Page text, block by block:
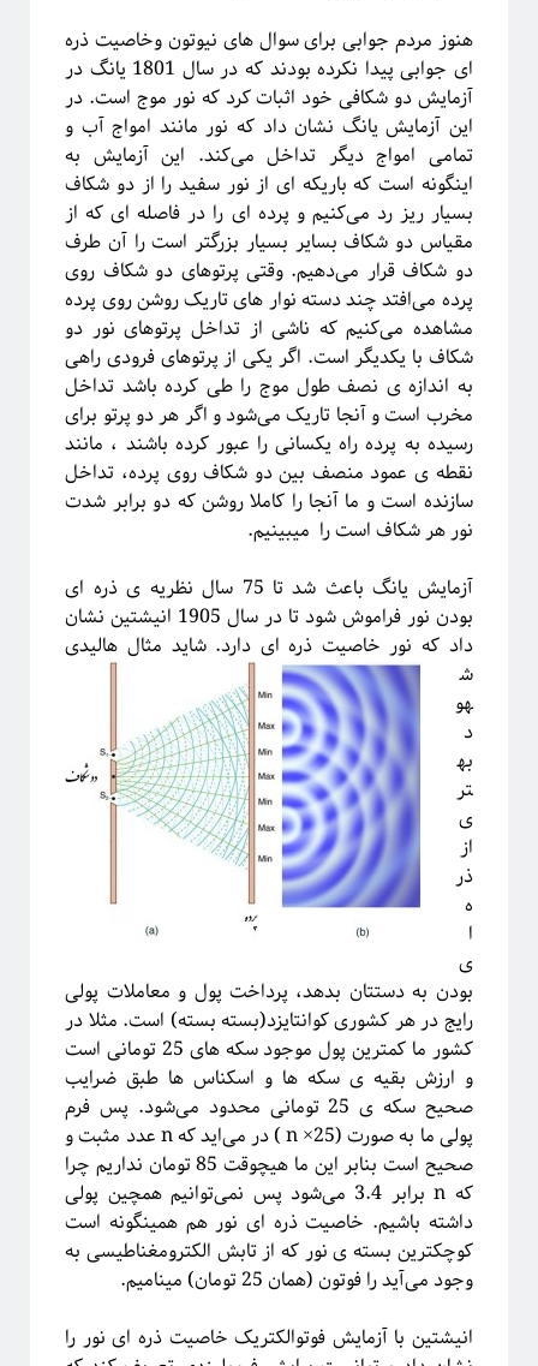
پشت‌پرده نجوم
#شرح_پیچیدگی
دوره «مقدمه‌ای بر بازبهنجارش»
هنوز مردم جوابی برای سوال های نیوتون وخاصیت ذره
ای جوابی پیدا نکرده بودند که در سال 1801 یانگ در
آزمایش دو شکافی خود اثبات کرد که نور موج است. در
این آزمایش یانگ نشان داد که نور مانند امواج آب و
تمامی امواج دیگر تداخل می‌کند. این آزمایش به
اینگونه است که باریکه ای از نور سفید را از دو شکاف
بسیار ریز رد می‌کنیم و پرده ای را در فاصله ای که از
مقیاس دو شکاف بسایر بسیار بزرگتر است را آن طرف
دو شکاف قرار می‌دهیم. وقتی پرتوهای دو شکاف روی
پرده می‌افتد چند دسته نوار های تاریک روشن روی پرده
مشاهده می‌کنیم که ناشی از تداخل پرتوهای نور دو
شکاف با یکدیگر است. اگر یکی از پرتوهای فرودی راهی
به اندازه ی نصف طول موج را طی کرده باشد تداخل
مخرب است و آنجا تاریک می‌شود و اگر هر دو پرتو برای
رسیده به پرده راه یکسانی را عبور کرده باشند ، مانند
نقطه ی عمود منصف بین دو شکاف روی پرده، تداخل
سازنده است و ما آنجا را کاملا روشن که دو برابر شدت
نور هر شکاف است را میبینیم.
آزمایش یانگ باعث شد تا 75 سال نظریه ی ذره ای
بودن نور فراموش شود تا در سال 1905 انیشتین نشان
داد که نور خاصیت ذره ای دارد. شاید مثال هالیدی
ش
هو
د
به
تر
ی
از
ذر
ه
ا
ی
بودن به دستتان بدهد، پرداخت پول و معاملات پولی
رایج در هر کشوری کوانتایزد(بسته بسته) است. مثلا در
کشور ما کمترین پول موجود سکه های 25 تومانی است
و ارزش بقیه ی سکه ها و اسکناس ها طبق ضرایب
صحیح سکه ی 25 تومانی محدود می‌شود. پس فرم
پولی ما به صورت (n ×25 ) در می‌اید که n عدد مثبت و
صحیح است بنابر این ما هیچوقت 85 تومان نداریم چرا
که n برابر 3.4 می‌شود پس نمی‌توانیم همچین پولی
داشته باشیم. خاصیت ذره ای نور هم همینگونه است
کوچکترین بسته ی نور که از تابش الکترومغناطیسی به
وجود می‌آید را فوتون (همان 25 تومان) مینامیم.
انیشتین با آزمایش فوتوالکتریک خاصیت ذره ای نور را